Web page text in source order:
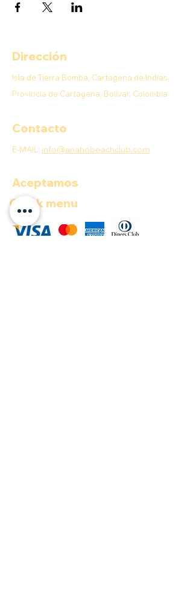
Dirección
Isla de Tierra Bomba, Cartagena de Indias,
Provincia de Cartagena, Bolívar, Colombia
Contacto
E-MAIL: info@anahobeachclub.com
Aceptamos
Quick menu